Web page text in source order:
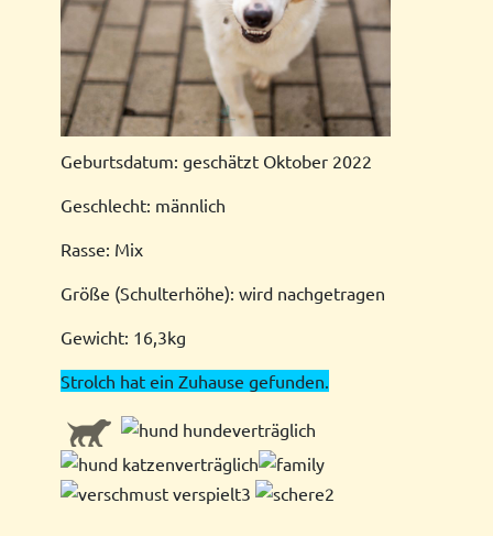
Geburtsdatum: geschätzt Oktober 2022
Geschlecht: männlich
Rasse: Mix
Größe (Schulterhöhe): wird nachgetragen
Gewicht: 16,3kg
Strolch hat ein Zuhause gefunden.